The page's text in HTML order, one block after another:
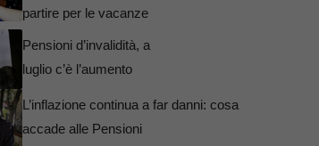
partire per le vacanze
Pensioni d’invalidità, a
luglio c’è l’aumento
L’inflazione continua a far danni: cosa
accade alle Pensioni